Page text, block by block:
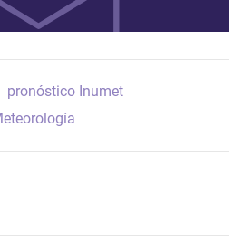
pronóstico Inumet